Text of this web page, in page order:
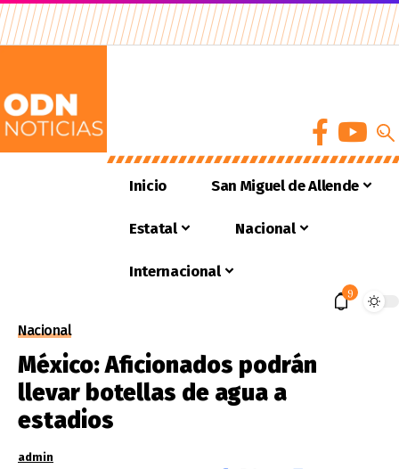
Inicio San Miguel de Allende
Estatal Nacional
Internacional
9
Nacional
México: Aficionados podrán
llevar botellas de agua a
estadios
admin